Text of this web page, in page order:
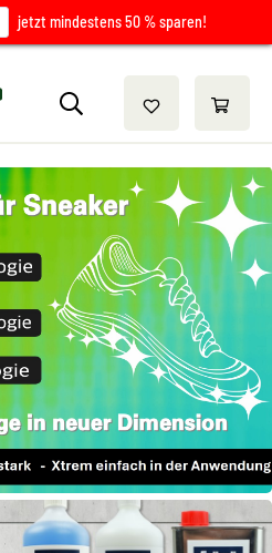
jetzt mindestens 50 % sparen!